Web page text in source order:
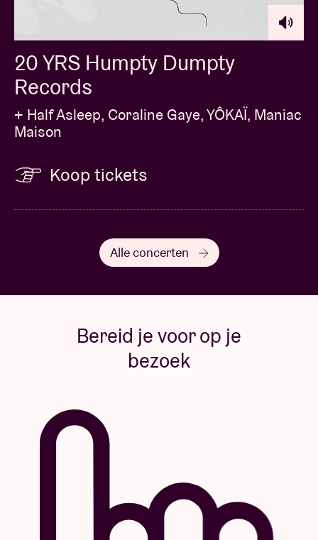
20 YRS Humpty Dumpty
Records
+ Half Asleep, Coraline Gaye, YÔKAÏ, Maniac
Maison
Koop tickets
Alle concerten
Bereid je voor op je
bezoek